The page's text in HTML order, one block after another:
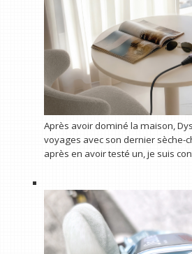
Après avoir dominé la maison,
voyages avec son dernier sèche-
après en avoir testé un, je suis